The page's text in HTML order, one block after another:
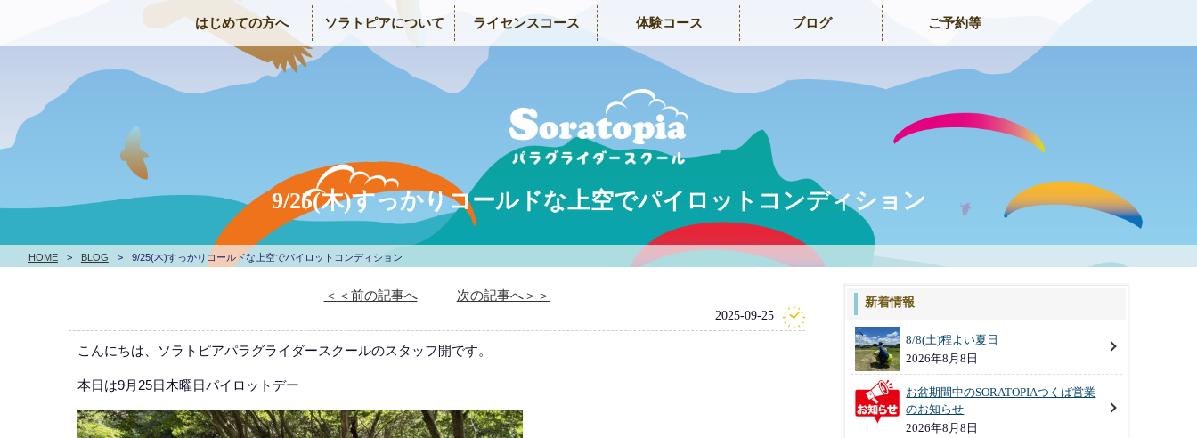
はじめての方へ ソラトピアについて ライセンスコース 体験コース ブログ ご予約等
HOME > BLOG > 9/25(木)すっかりコールドな上空でパイロットコンディション
9/25(木)すっかりコールドな上空でパイロットコンディション
＜＜前の記事へ 次の記事へ＞＞
2025-09-25
こんにちは、ソラトピアパラグライダースクールのスタッフ開です。
本日は9月25日木曜日パイロットデー
新着情報
8/8(土)程よい夏日
2026年8月8日
お盆期間中のSORATOPIAつくば営業
のお知らせ
2026年8月8日